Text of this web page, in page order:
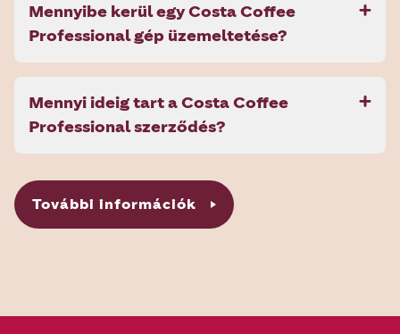
Mennyibe kerül egy Costa Coffee
Professional gép üzemeltetése?
Mennyi ideig tart a Costa Coffee
Professional szerződés?
További információk